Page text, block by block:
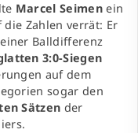
Marcel Seimenein
Zahlen verrät: Er
Balldifferenz
3:0-Siegen
auf dem
sogar den
Sätzen der